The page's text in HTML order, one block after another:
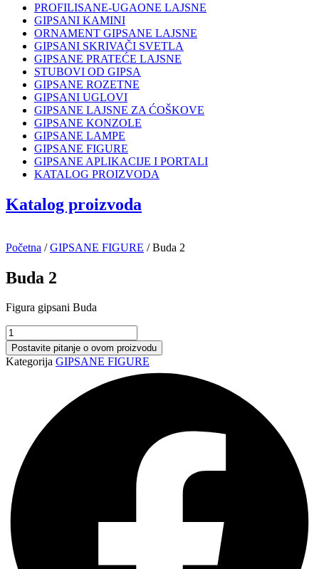
PROFILISANE-UGAONE LAJSNE
GIPSANI KAMINI
ORNAMENT GIPSANE LAJSNE
GIPSANI SKRIVAČI SVETLA
GIPSANE PRATEĆE LAJSNE
STUBOVI OD GIPSA
GIPSANE ROZETNE
GIPSANI UGLOVI
GIPSANE LAJSNE ZA ĆOŠKOVE
GIPSANE KONZOLE
GIPSANE LAMPE
GIPSANE FIGURE
GIPSANE APLIKACIJE I PORTALI
KATALOG PROIZVODA
Katalog proizvoda
Početna /GIPSANE FIGURE / Buda 2
Buda 2
Figura gipsani Buda
Buda
2
količina
Postavite pitanje o ovom proizvodu
Kategorija GIPSANE FIGURE